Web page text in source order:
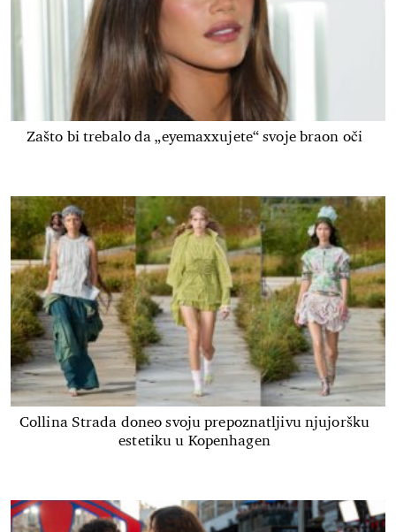
Zašto bi trebalo da „eyemaxxujete“ svoje braon oči
Collina Strada doneo svoju prepoznatljivu njujoršku
estetiku u Kopenhagen